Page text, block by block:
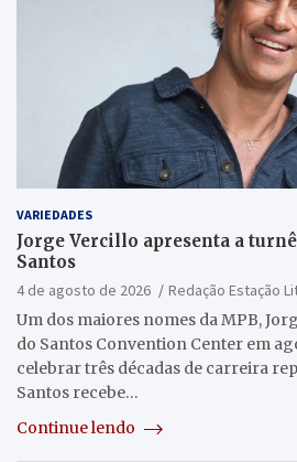
VARIEDADES
Jorge Vercillo apresenta a
Santos
4 de agosto de 2026
Redação Estação
Um dos maiores nomes da MPB,
do Santos Convention Center em
celebrar três décadas de carreira
Santos recebe…
Continue lendo